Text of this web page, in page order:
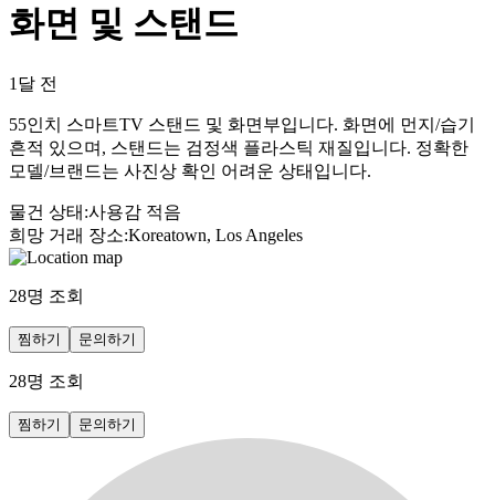
화면 및 스탠드
1달 전
55인치 스마트TV 스탠드 및 화면부입니다. 화면에 먼지/습기
흔적 있으며, 스탠드는 검정색 플라스틱 재질입니다. 정확한
모델/브랜드는 사진상 확인 어려운 상태입니다.
물건 상태 :사용감 적음
희망 거래 장소:Koreatown, Los Angeles
28명 조회
찜하기 문의하기
28명 조회
찜하기 문의하기